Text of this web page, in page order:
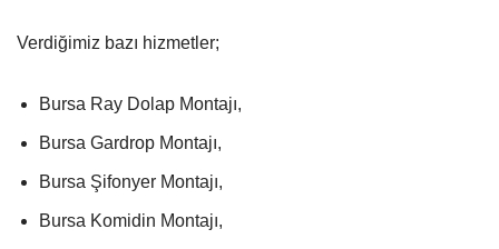
Verdiğimiz bazı hizmetler;
Bursa Ray Dolap Montajı,
Bursa Gardrop Montajı,
Bursa Şifonyer Montajı,
Bursa Komidin Montajı,